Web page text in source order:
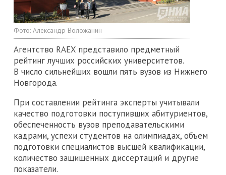
Фото: Александр Воложанин
Агентство RAEX представило предметный
рейтинг лучших российских университетов.
В число сильнейших вошли пять вузов из Нижнего
Новгорода.
При составлении рейтинга эксперты учитывали
качество подготовки поступивших абитуриентов,
обеспеченность вузов преподавательскими
кадрами, успехи студентов на олимпиадах, объем
подготовки специалистов высшей квалификации,
количество защищенных диссертаций и другие
показатели.